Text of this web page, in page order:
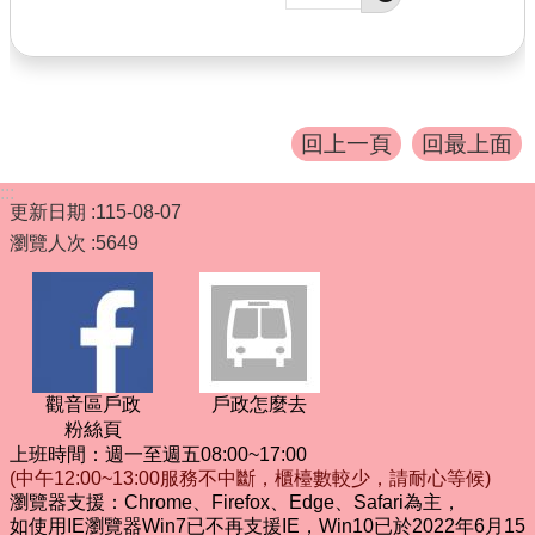
回上一頁 回最上面
:::
更新日期
115-08-07
瀏覽人次 5649
觀音區戶政
粉絲頁
戶政怎麼去
上班時間：週一至週五08:00~17:00
(中午12:00~13:00服務不中斷，櫃檯數較少，請耐心等候)
瀏覽器支援：Chrome、Firefox、Edge、Safari為主，
如使用IE瀏覽器Win7已不再支援IE，Win10已於2022年6月15